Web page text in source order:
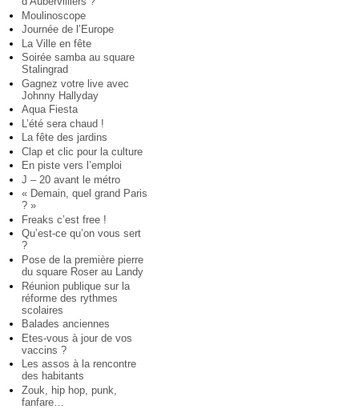
Moulinoscope
Journée de l’Europe
La Ville en fête
Soirée samba au square
Stalingrad
Gagnez votre live avec
Johnny Hallyday
Aqua Fiesta
L’été sera chaud !
La fête des jardins
Clap et clic pour la culture
En piste vers l’emploi
J – 20 avant le métro
« Demain, quel grand Paris
? »
Freaks c’est free !
Qu’est-ce qu’on vous sert
?
Pose de la première pierre
du square Roser au Landy
Réunion publique sur la
réforme des rythmes
scolaires
Balades anciennes
Etes-vous à jour de vos
vaccins ?
Les assos à la rencontre
des habitants
Zouk, hip hop, punk,
fanfare…